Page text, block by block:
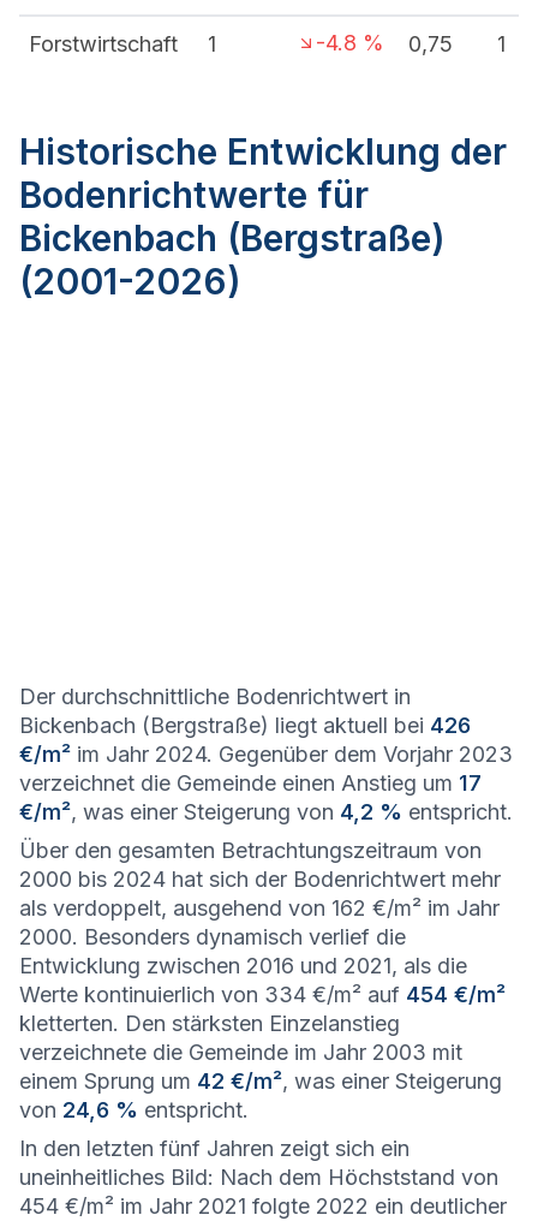
Forstwirtschaft 1 -4.8 % 0,75 1
Historische Entwicklung der
Bodenrichtwerte für
Bickenbach (Bergstraße)
(2001-2026)
Der durchschnittliche Bodenrichtwert in
Bickenbach (Bergstraße) liegt aktuell bei 426
€/m² im Jahr 2024. Gegenüber dem Vorjahr 2023
verzeichnet die Gemeinde einen Anstieg um 17
€/m², was einer Steigerung von 4,2 % entspricht.
Über den gesamten Betrachtungszeitraum von
2000 bis 2024 hat sich der Bodenrichtwert mehr
als verdoppelt, ausgehend von 162 €/m² im Jahr
2000. Besonders dynamisch verlief die
Entwicklung zwischen 2016 und 2021, als die
Werte kontinuierlich von 334 €/m² auf 454 €/m²
kletterten. Den stärksten Einzelanstieg
verzeichnete die Gemeinde im Jahr 2003 mit
einem Sprung um 42 €/m², was einer Steigerung
von 24,6 % entspricht.
In den letzten fünf Jahren zeigt sich ein
uneinheitliches Bild: Nach dem Höchststand von
454 €/m² im Jahr 2021 folgte 2022 ein deutlicher